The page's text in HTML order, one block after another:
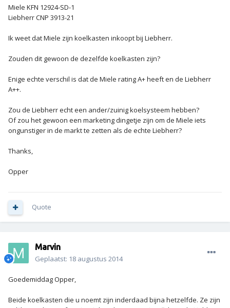
Miele KFN 12924-SD-1
Liebherr CNP 3913-21
Ik weet dat Miele zijn koelkasten inkoopt bij Liebherr.
Zouden dit gewoon de dezelfde koelkasten zijn?
Enige echte verschil is dat de Miele rating A+ heeft en de Liebherr
A++.
Zou de Liebherr echt een ander/zuinig koelsysteem hebben?
Of zou het gewoon een marketing dingetje zijn om de Miele iets
ongunstiger in de markt te zetten als de echte Liebherr?
Thanks,
Opper
Quote
Marvin
Geplaatst: 18 augustus 2014
Goedemiddag Opper,
Beide koelkasten die u noemt zijn inderdaad bijna hetzelfde. Ze zijn